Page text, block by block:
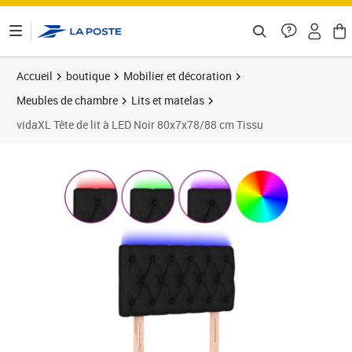
Accueil boutique
Mobilier et décoration
Meubles de chambre
Lits et matelas
vidaXL Tête de lit à LED Noir 80x7x78/88 cm Tissu